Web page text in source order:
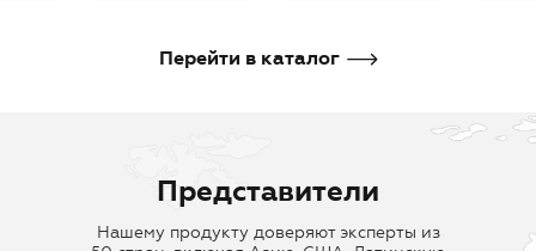
Перейти в каталог
Представители
Нашему продукту доверяют эксперты из